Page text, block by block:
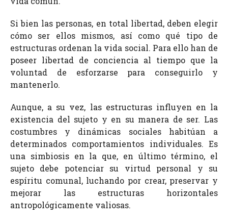
Si bien las personas, en total libertad, deben elegir
cómo ser ellos mismos, así como qué tipo de
estructuras ordenan la vida social. Para ello han de
poseer libertad de conciencia al tiempo que la
voluntad de esforzarse para conseguirlo y
mantenerlo.
Aunque, a su vez, las estructuras influyen en la
existencia del sujeto y en su manera de ser. Las
costumbres y dinámicas sociales habitúan a
determinados comportamientos individuales. Es
una simbiosis en la que, en último término, el
sujeto debe potenciar su virtud personal y su
espíritu comunal, luchando por crear, preservar y
mejorar las estructuras horizontales
antropológicamente valiosas.